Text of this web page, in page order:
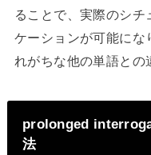
ることで、実際のシ
ケーションが可能にな
れがちな他の単語との
prolonged
法